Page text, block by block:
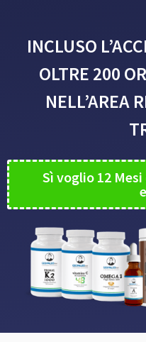
INCLUSO
OLTRE 200
NELL’AREA
Sì voglio 12